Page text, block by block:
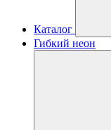
Каталог
Гибкий неон